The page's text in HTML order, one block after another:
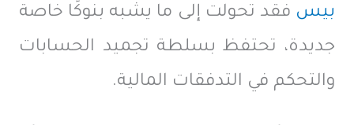
بيس فقد تحولت إلى ما يشبه بنوكًا خاصة
جديدة، تحتفظ بسلطة تجميد الحسابات
والتحكم في التدفقات المالية.